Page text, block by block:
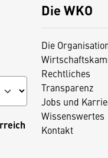
Die WKO
Die
Rechtliches
Transparenz
Jobs und
Wissenswertes
Kontakt